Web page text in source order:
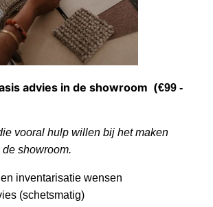
advies in de showroom (€99 -
vooral hulp willen bij het maken
showroom.
inventarisatie wensen
(schetsmatig)